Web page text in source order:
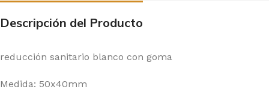
Descripción del Producto
reducción sanitario blanco con goma
Medida: 50x40mm